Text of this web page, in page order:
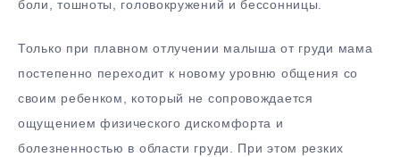
боли, тошноты, головокружений и бессонницы.
Только при плавном отлучении малыша от груди мама
постепенно переходит к новому уровню общения со
своим ребенком, который не сопровождается
ощущением физического дискомфорта и
болезненностью в области груди. При этом резких